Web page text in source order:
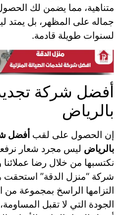
متناهية، مما يضمن لك
جماله على المظهر، بل يمتد
لسنوات طويلة قادمة.
أفضل شركة
بالرياض
إن الحصول على لقب أفضل
بالرياض ليس مجرد شعار
نكتسبها من خلال رضا عملائنا
شركة “منزل الدقة” استحقت
التزامها الراسخ بمجموعة من
الجودة التي لا تقبل